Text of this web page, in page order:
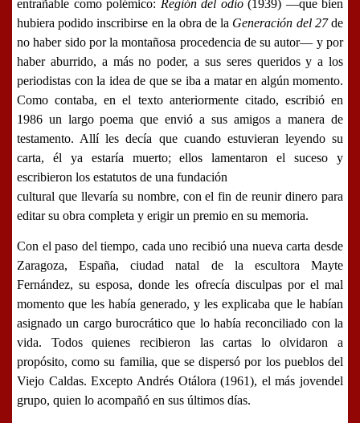
entrañable como polémico: Región del odio(1939) ―que bien
hubiera podido inscribirse en la obra de la Generación del 27de
no haber sido por la montañosa procedencia de su autor― y por
haber aburrido, a más no poder, a sus seres queridos y a los
periodistas con la idea de que se iba a matar en algún momento.
Como contaba, en el texto anteriormente citado, escribió en
1986 un largo poema que envió a sus amigos a manera de
testamento. Allí les decía que cuando estuvieran leyendo su
carta, él ya estaría muerto; ellos lamentaron el suceso y
escribieron los estatutos de una fundación
cultural que llevaría su nombre, con el fin de reunir dinero para
editar su obra completa y erigir un premio en su memoria.
Con el paso del tiempo, cada uno recibió una nueva carta desde
Zaragoza, España, ciudad natal de la escultora Mayte
Fernández, su esposa, donde les ofrecía disculpas por el mal
momento que les había generado, y les explicaba que le habían
asignado un cargo burocrático que lo había reconciliado con la
vida. Todos quienes recibieron las cartas lo olvidaron a
propósito, como su familia, que se dispersó por los pueblos del
Viejo Caldas. Excepto Andrés Otálora (1961), el más jovendel
grupo, quien lo acompañó en sus últimos días.